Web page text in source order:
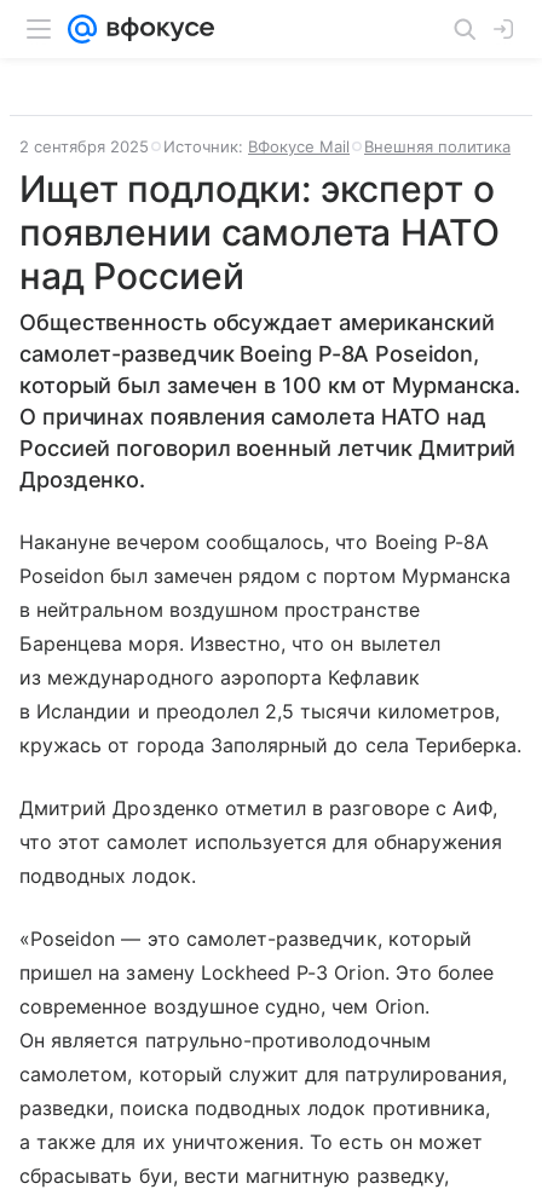
2 сентября 2025 Источник: ВФокусе Mail Внешняя политика
Ищет подлодки: эксперт о
появлении самолета НАТО
над Россией
Общественность обсуждает американский
самолет-разведчик Boeing P-8A Poseidon,
который был замечен в 100 км от Мурманска.
О причинах появления самолета НАТО над
Россией поговорил военный летчик Дмитрий
Дрозденко.
Накануне вечером сообщалось, что Boeing P-8A
Poseidon был замечен рядом с портом Мурманска
в нейтральном воздушном пространстве
Баренцева моря. Известно, что он вылетел
из международного аэропорта Кефлавик
в Исландии и преодолел 2,5 тысячи километров,
кружась от города Заполярный до села Териберка.
Дмитрий Дрозденко отметил в разговоре с АиФ,
что этот самолет используется для обнаружения
подводных лодок.
«Poseidon — это самолет-разведчик, который
пришел на замену Lockheed P-3 Orion. Это более
современное воздушное судно, чем Orion.
Он является патрульно-противолодочным
самолетом, который служит для патрулирования,
разведки, поиска подводных лодок противника,
а также для их уничтожения. То есть он может
сбрасывать буи, вести магнитную разведку,